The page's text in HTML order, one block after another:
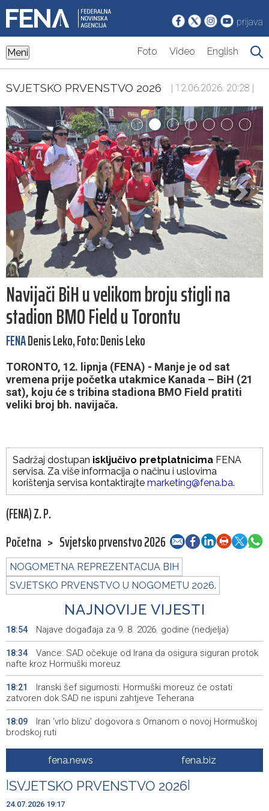
prijava
Meni Foto Video English
SVJETSKO PRVENSTVO 2026 | 12.06.2026. 20:28 |
Navijači BiH u velikom broju stigli na
stadion BMO Field u Torontu
FENADenis Leko, Foto: Denis Leko
TORONTO, 12. lipnja (FENA) - Manje je od sat
vremena prije početka utakmice Kanada – BiH (21
sat), koju će s tribina stadiona BMO Field pratiti
veliki broj bh. navijača.
Sadržaj dostupan isključivo pretplatnicima FENA
servisa. Za više informacija o načinu i uslovima
korištenja servisa kontaktirajte marketing@fena.ba.
(FENA) Z. P.
Početna > Svjetsko prvenstvo 2026
NOGOMETNA REPREZENTACIJA BIH
SVJETSKO PRVENSTVO U NOGOMETU 2026.
NAJNOVIJE VIJESTI
18:54 Najave događaja za 9. 8. 2026. godine (nedjelja)
18:34
Vance: SAD očekuje od Irana da osigura siguran protok
nafte kroz Hormuški moreuz
18:21
Iranski šef sigurnosti: Hormuški moreuz će ostati
zatvoren dok SAD ne ispuni zahtjeve Teherana
18:09
Iran 'vrlo blizu' dogovora s Omanom o novoj Hormuškoj
brodskoj ruti
Koncertom Marije Šerifović večeras se zatvara
manifestacija 'Dani dijaspore Travnik 2026'
17:26
Kod mosta Brčko - Gunja pronađene kosti, vještaci
sudske medicine utvrđuju porijeklo
fena.news fena.biz
SVJETSKO PRVENSTVO 2026
24.07.2026 19:17